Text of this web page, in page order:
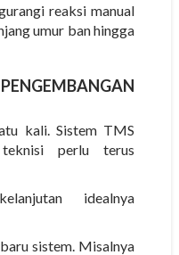
reaksi manual
umur ban hingga
kali. Sistem TMS
perlu terus
idealnya
sistem. Misalnya